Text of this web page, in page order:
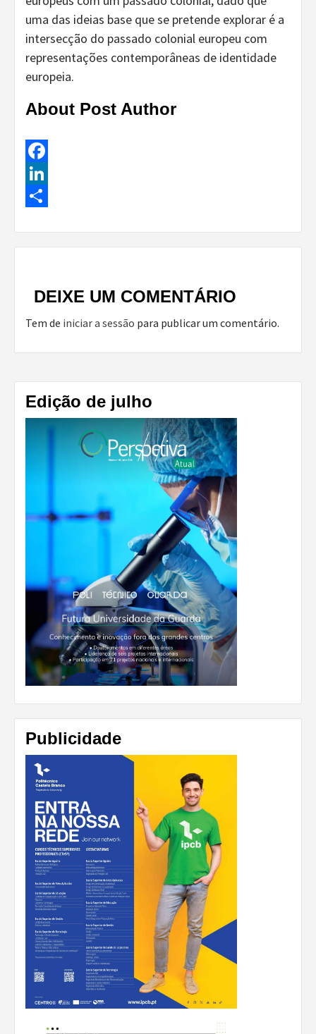
uma das ideias base que se pretende explorar é a
intersecção do passado colonial europeu com
representações contemporâneas de identidade
europeia.
About Post Author
Facebook
LinkedIn
Reading
DEIXE UM COMENTÁRIO
Tem de iniciar a sessão para publicar um comentário.
Edição de julho
Publicidade